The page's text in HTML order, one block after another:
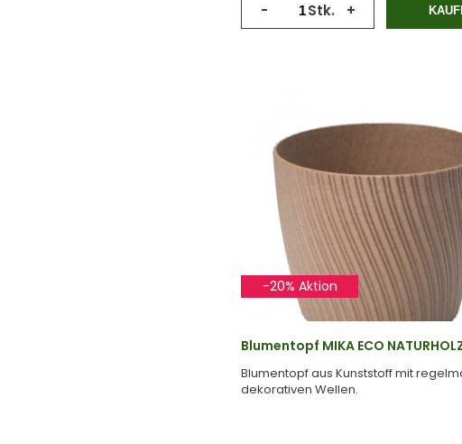
- Stk. +
-20% Aktion
Blumentopf MIKA ECO
Blumentopf aus Kunststoff mit
dekorativen Wellen.